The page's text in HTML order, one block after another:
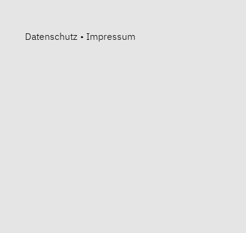
Datenschutz • Impressum